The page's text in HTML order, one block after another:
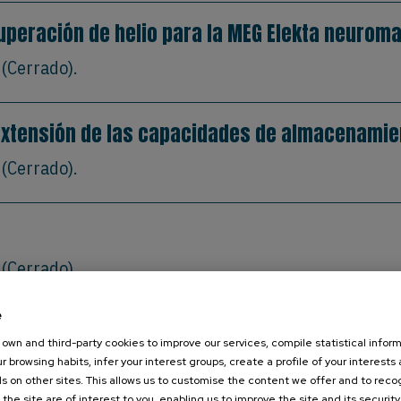
de helio para la MEG Elekta
(Cerrado).
de las capacidades de
(Cerrado).
computación de alto rendimiento (HPC)
own and third-party cookies to improve our services, compile statistical
browsing habits, infer your interest groups, create a profile of your interests
on other sites. This allows us to customise the content we offer and to